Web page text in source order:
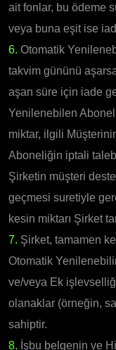
ait fonlar, bu ödeme
veya buna eşit ise
6. Otomatik
takvim gününü
aşan süre için iade
Yenilenebilen
miktar, ilgili
Aboneliğin iptali
Şirketin müşteri
geçmesi suretiyle
kesin miktarı Şirket
7. Şirket, tamamen
Otomatik
ve/veya Ek
olanaklar (örneğin,
sahiptir.
8. İşbu belgenin ve